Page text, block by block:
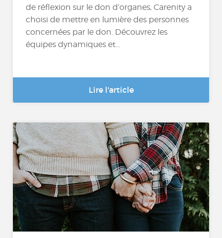
de réflexion sur le don d’organes, Carenity a
choisi de mettre en lumière des personnes
concernées par le don. Découvrez les
équipes dynamiques et...
Lire l'article